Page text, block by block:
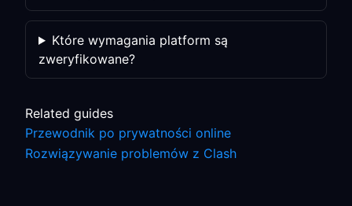
Które wymagania platform są
zweryfikowane?
Related guides
Przewodnik po prywatności online
Rozwiązywanie problemów z Clash